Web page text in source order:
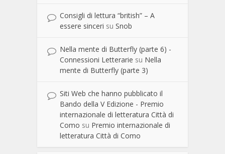
Consigli di lettura “british” – A
essere sinceri su Snob
Nella mente di Butterfly (parte 6) -
Connessioni Letterarie su Nella
mente di Butterfly (parte 3)
Siti Web che hanno pubblicato il
Bando della V Edizione - Premio
internazionale di letteratura Città di
Como su Premio internazionale di
letteratura Città di Como